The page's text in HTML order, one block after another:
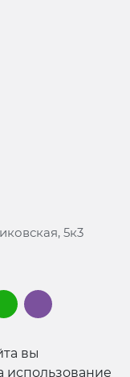
5к3
вы
использование